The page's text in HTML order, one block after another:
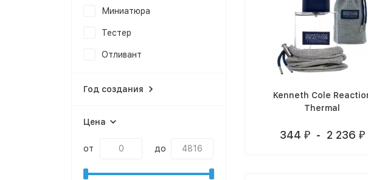
Kenneth Cole
Thermal
344 ₽ - 2 236 ₽
Миниатюра
Тестер
Отливант
Год создания
Цена
от до